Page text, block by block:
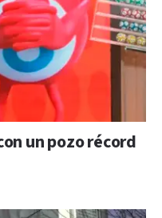
un pozo récord